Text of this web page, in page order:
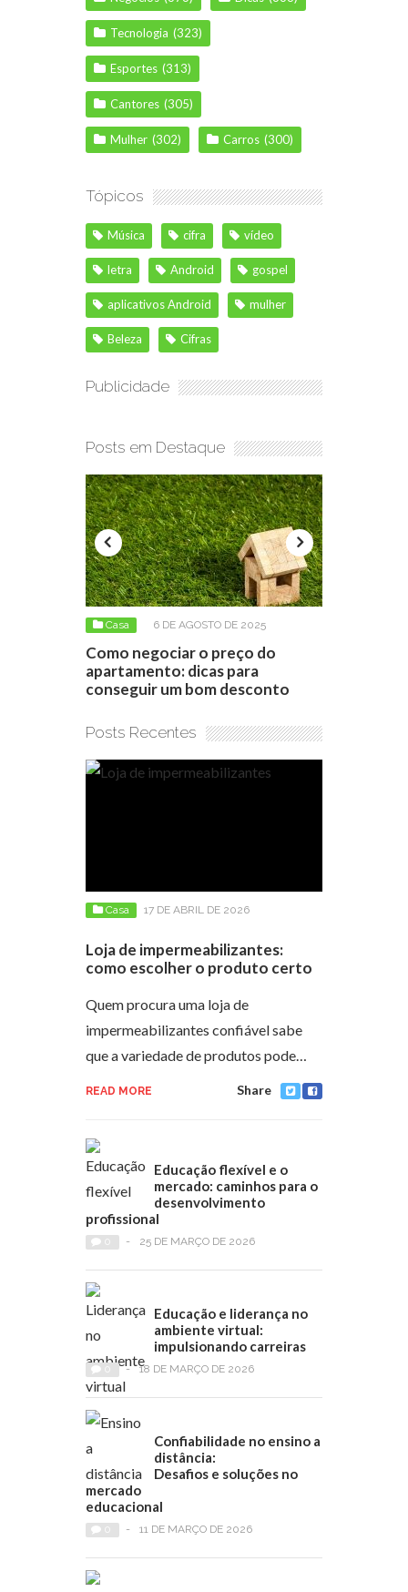
Tecnologia (323)
Esportes (313)
Cantores (305)
Mulher (302) Carros (300)
Tópicos
Música cifra vídeo
letra Android gospel
aplicativos Android mulher
Beleza Cifras
Publicidade
Posts em Destaque
Casa 6 DE AGOSTO DE 2025
Como negociar o preço do
apartamento: dicas para
conseguir um bom desconto
Posts Recentes
Casa 17 DE ABRIL DE 2026
Loja de impermeabilizantes:
como escolher o produto certo
Quem procura uma loja de
impermeabilizantes confiável sabe
que a variedade de produtos pode…
READ MORE Share
Educação flexível e o
mercado: caminhos para o
desenvolvimento
profissional
- 25 DE MARÇO DE 2026
Educação e liderança no
ambiente virtual:
impulsionando carreiras
- 18 DE MARÇO DE 2026
Confiabilidade no ensino a
distância:
Desafios e soluções no
mercado
educacional
- 11 DE MARÇO DE 2026